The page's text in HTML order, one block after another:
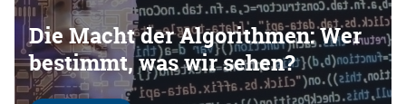
Die Macht der Algorithmen: Wer
bestimmt, was wir sehen?